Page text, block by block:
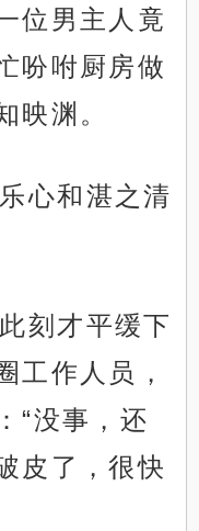
位男主人竟
吩咐厨房做
映渊。
心和湛之清
刻才平缓下
工作人员，
“没事，还
皮了，很快